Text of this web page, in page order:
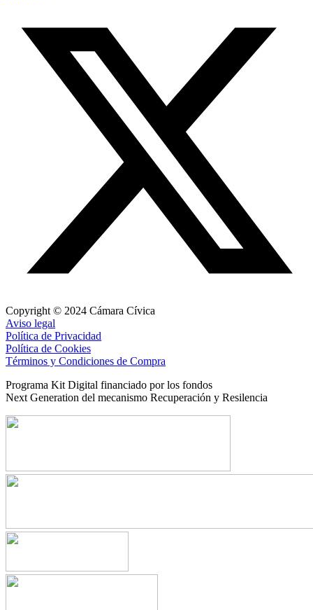
Copyright © 2024 Cámara Cívica
Aviso legal
Política de Privacidad
Política de Cookies
Términos y Condiciones de Compra
Programa Kit Digital financiado por los fondos
Next Generation del mecanismo Recuperación y Resilencia